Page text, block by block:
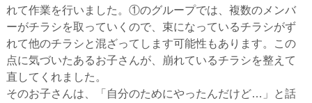
れて作業を行いました。①のグループでは、複数のメンバ
ーがチラシを取っていくので、束になっているチラシがず
れて他のチラシと混ざってします可能性もあります。この
点に気づいたあるお子さんが、崩れているチラシを整えて
直してくれました。
そのお子さんは、「自分のためにやったんだけど…」と話